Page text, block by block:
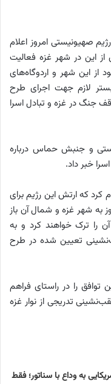
صهیونیستی امروز اعلام
این در شهر غزه فعالیت
این شهر و اردوگاه‌های
لازم جهت اجرای طرح
جنگ در غزه و تبادل اسرا
و جنبش حماس درباره
خبر داد.
کرد که ارتش این رژیم برای
به شهر غزه و شمال آن باز
را ترک خواهند کرد و به
تعیین شده در طرح
توافق را در راستای فراهم
تدریجی از نوار غزه
به وداع با سناتور؛ فقط